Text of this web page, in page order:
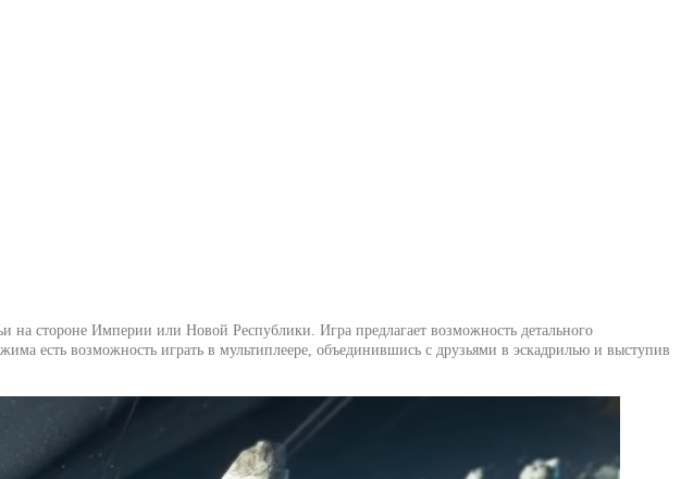
на стороне Империи или Новой Республики. Игра предлагает возможность детального
есть возможность играть в мультиплеере, объединившись с друзьями в эскадрилью и выступив